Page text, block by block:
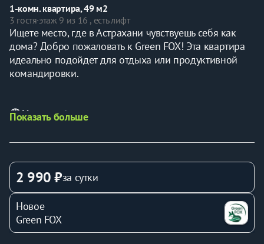
1-комн. квартира, 49 м2
3 гостя·этаж 9 из 16 , есть лифт
Ищете место, где в Астрахани чувствуешь себя как
дома? Добро пожаловать к Green FOX! Эта квартира
идеально подойдет для отдыха или продуктивной
командировки.
🕒 Условия бронирования:
Заезд с 14:00, выезд до 12:00. (Если бронь
Цена: Актуальную стоимость со скидками за
длительность проживания смотрите в
календаре
Документы:
Паспорт/ВУ/военный билет
необходим для подписания договора.
Показать больше
2 990 ₽за сутки
Новое
Green FOX